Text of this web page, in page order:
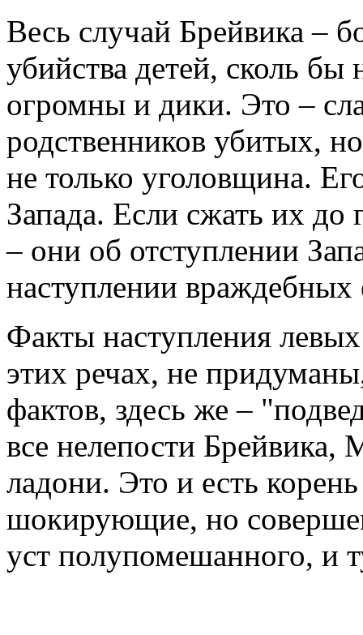
Весь случай Брейвика –
убийства детей, сколь
огромны и дики. Это –
родственников убитых,
не только уголовщина.
Запада. Если сжать их
– они об отступлении
наступлении враждебных
Факты наступления
этих речах, не
фактов, здесь же –
все нелепости
ладони. Это и есть
шокирующие, но
уст полупомешанного, и